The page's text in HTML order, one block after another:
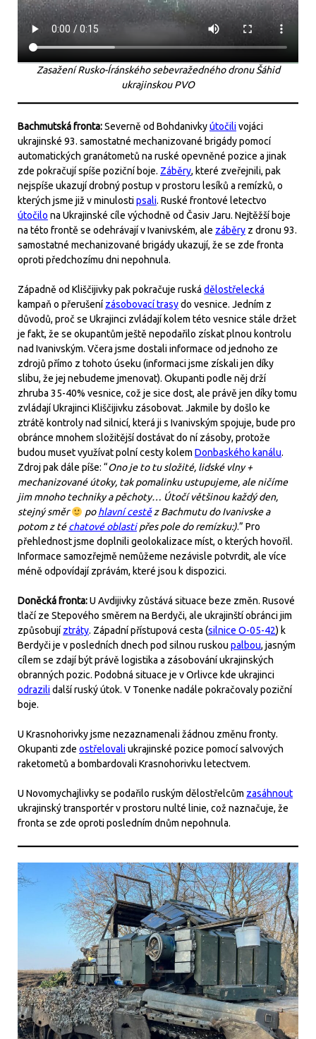
Zasažení Rusko-Íránského sebevražedného dronu Šáhid
ukrajinskou PVO
Bachmutská fronta:Severně od Bohdanivkyútočilivojáci
ukrajinské 93. samostatné mechanizované brigády pomocí
automatických granátometů na ruské opevněné pozice a jinak
zde pokračují spíše poziční boje. Záběry, které zveřejnili, pak
nejspíše ukazují drobný postup v prostoru lesíků a remízků, o
kterých jsme již v minulostipsali. Ruské frontové letectvo
útočilo na Ukrajinské cíle východně od Časiv Jaru. Nejtěžší boje
na této frontě se odehrávají v Ivanivském, ale záběry z dronu 93.
samostatné mechanizované brigády ukazují, že se zde fronta
oproti předchozímu dni nepohnula.
Západně od Kliščijivky pak pokračuje ruská dělostřelecká
kampaň o přerušení zásobovací trasydo vesnice. Jedním z
důvodů, proč se Ukrajinci zvládají kolem této vesnice stále držet
je fakt, že se okupantům ještě nepodařilo získat plnou kontrolu
nad Ivanivským. Včera jsme dostali informace od jednoho ze
zdrojů přímo z tohoto úseku (informaci jsme získali jen díky
slibu, že jej nebudeme jmenovat). Okupanti podle něj drží
zhruba 35-40% vesnice, což je sice dost, ale právě jen díky tomu
zvládají Ukrajinci Kliščijivku zásobovat. Jakmile by došlo ke
ztrátě kontroly nad silnicí, která ji s Ivanivským spojuje, bude pro
obránce mnohem složitější dostávat do ní zásoby, protože
budou muset využívat polní cesty kolem Donbaského kanálu.
Zdroj pak dále píše: “Ono je to tu složité, lidské vlny +
mechanizované útoky, tak pomalinku ustupujeme, ale ničíme
jim mnoho techniky a pěchoty… Útočí většinou každý den,
stejný směr
pohlavní cestěz Bachmutu do Ivanivske a
potom z téchatové oblastipřes pole do remízku:).” Pro
přehlednost jsme doplnili geolokalizace míst, o kterých hovořil.
Informace samozřejmě nemůžeme nezávisle potvrdit, ale více
méně odpovídají zprávám, které jsou k dispozici.
Doněcká fronta:U Avdijivky zůstává situace beze změn. Rusové
tlačí ze Stepového směrem na Berdyči, ale ukrajinští obránci jim
způsobují ztráty. Západní přístupová cesta (silnice O-05-42) k
Berdyči je v posledních dnech pod silnou ruskou palbou, jasným
cílem se zdají být právě logistika a zásobování ukrajinských
obranných pozic. Podobná situace je v Orlivce kde ukrajinci
odrazilidalší ruský útok. V Tonenke nadále pokračovaly poziční
boje.
U Krasnohorivky jsme nezaznamenali žádnou změnu fronty.
Okupanti zde ostřelovaliukrajinské pozice pomocí salvových
raketometů a bombardovali Krasnohorivku letectvem.
U Novomychajlivky se podařilo ruským dělostřelcům zasáhnout
ukrajinský transportér v prostoru nulté linie, což naznačuje, že
fronta se zde oproti posledním dnům nepohnula.